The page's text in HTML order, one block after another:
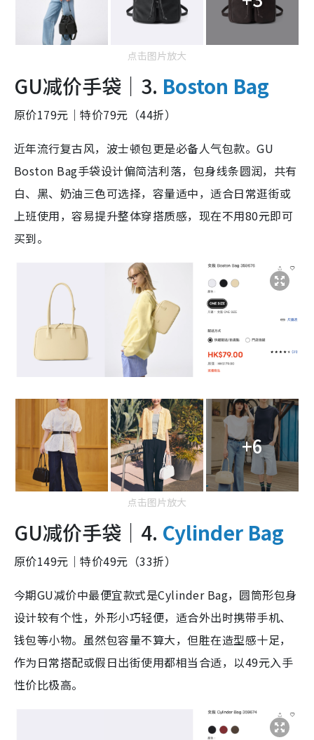
点击图片放大
GU减价手袋｜3. Boston Bag
原价179元｜特价79元（44折）
近年流行复古风，波士顿包更是必备人气包款。GU
Boston Bag手袋设计偏简洁利落，包身线条圆润，共有
白、黑、奶油三色可选择，容量适中，适合日常逛街或
上班使用，容易提升整体穿搭质感，现在不用80元即可
买到。
+6
点击图片放大
GU减价手袋｜4. Cylinder Bag
原价149元｜特价49元（33折）
今期GU减价中最便宜款式是Cylinder Bag，圆筒形包身
设计较有个性，外形小巧轻便，适合外出时携带手机、
钱包等小物。虽然包容量不算大，但胜在造型感十足，
作为日常搭配或假日出街使用都相当合适，以49元入手
性价比极高。